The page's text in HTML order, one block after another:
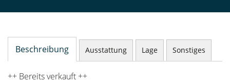
Beschreibung Ausstattung Lage Sonstiges
++ Bereits verkauft ++